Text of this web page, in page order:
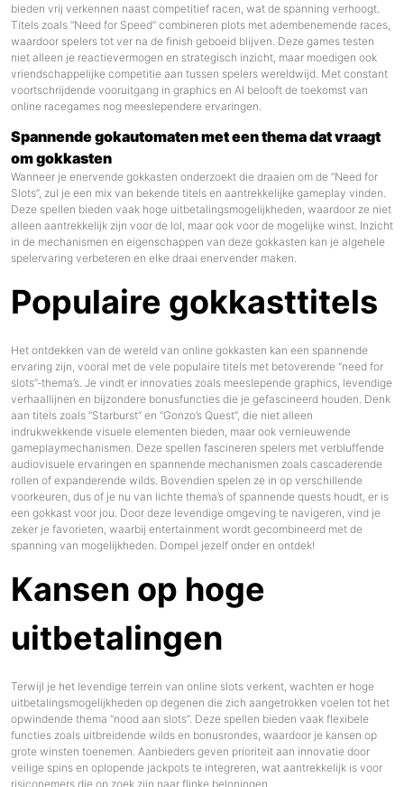
bieden vrij verkennen naast competitief racen, wat de spanning verhoogt.
Titels zoals “Need for Speed” combineren plots met adembenemende races,
waardoor spelers tot ver na de finish geboeid blijven. Deze games testen
niet alleen je reactievermogen en strategisch inzicht, maar moedigen ook
vriendschappelijke competitie aan tussen spelers wereldwijd. Met constant
voortschrijdende vooruitgang in graphics en AI belooft de toekomst van
online racegames nog meeslependere ervaringen.
Spannende gokautomaten met een thema dat vraagt
om gokkasten
Wanneer je enervende gokkasten onderzoekt die draaien om de “Need for
Slots”, zul je een mix van bekende titels en aantrekkelijke gameplay vinden.
Deze spellen bieden vaak hoge uitbetalingsmogelijkheden, waardoor ze niet
alleen aantrekkelijk zijn voor de lol, maar ook voor de mogelijke winst. Inzicht
in de mechanismen en eigenschappen van deze gokkasten kan je algehele
spelervaring verbeteren en elke draai enervender maken.
Populaire gokkasttitels
Het ontdekken van de wereld van online gokkasten kan een spannende
ervaring zijn, vooral met de vele populaire titels met betoverende “need for
slots”-thema’s. Je vindt er innovaties zoals meeslepende graphics, levendige
verhaallijnen en bijzondere bonusfuncties die je gefascineerd houden. Denk
aan titels zoals “Starburst” en “Gonzo’s Quest”, die niet alleen
indrukwekkende visuele elementen bieden, maar ook vernieuwende
gameplaymechanismen. Deze spellen fascineren spelers met verbluffende
audiovisuele ervaringen en spannende mechanismen zoals cascaderende
rollen of expanderende wilds. Bovendien spelen ze in op verschillende
voorkeuren, dus of je nu van lichte thema’s of spannende quests houdt, er is
een gokkast voor jou. Door deze levendige omgeving te navigeren, vind je
zeker je favorieten, waarbij entertainment wordt gecombineerd met de
spanning van mogelijkheden. Dompel jezelf onder en ontdek!
Kansen op hoge
uitbetalingen
Terwijl je het levendige terrein van online slots verkent, wachten er hoge
uitbetalingsmogelijkheden op degenen die zich aangetrokken voelen tot het
opwindende thema “nood aan slots”. Deze spellen bieden vaak flexibele
functies zoals uitbreidende wilds en bonusrondes, waardoor je kansen op
grote winsten toenemen. Aanbieders geven prioriteit aan innovatie door
veilige spins en oplopende jackpots te integreren, wat aantrekkelijk is voor
risiconemers die op zoek zijn naar flinke beloningen.